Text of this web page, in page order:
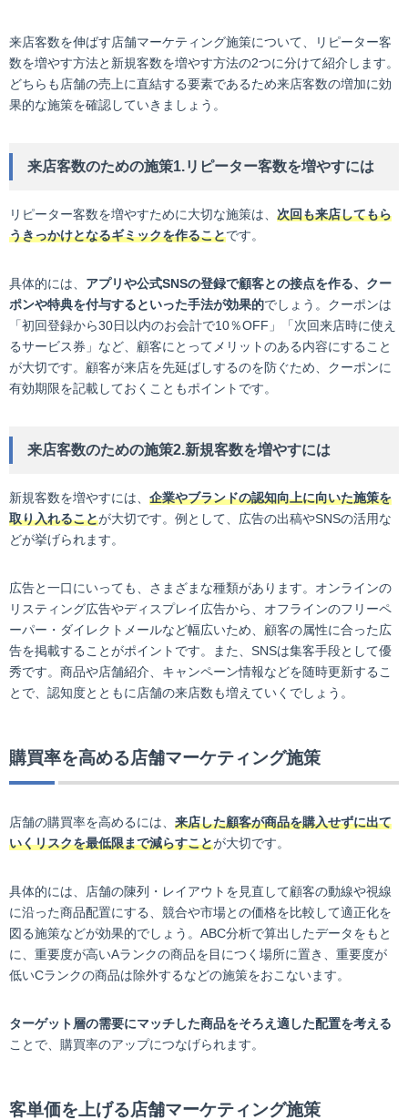
来店客数を伸ばす店舗マーケティング施策について、リピーター客
数を増やす方法と新規客数を増やす方法の2つに分けて紹介します。
どちらも店舗の売上に直結する要素であるため来店客数の増加に効
果的な施策を確認していきましょう。
来店客数のための施策1.リピーター客数を増やすには
リピーター客数を増やすために大切な施策は、 次回も来店してもら
うきっかけとなるギミックを作ることです。
具体的には、 アプリや公式SNSの登録で顧客との接点を作る、クー
ポンや特典を付与するといった手法が効果的でしょう。クーポンは
「初回登録から30日以内のお会計で10％OFF」「次回来店時に使え
るサービス券」など、顧客にとってメリットのある内容にすること
が大切です。顧客が来店を先延ばしするのを防ぐため、クーポンに
有効期限を記載しておくこともポイントです。
来店客数のための施策2.新規客数を増やすには
新規客数を増やすには、 企業やブランドの認知向上に向いた施策を
取り入れることが大切です。例として、広告の出稿やSNSの活用な
どが挙げられます。
広告と一口にいっても、さまざまな種類があります。オンラインの
リスティング広告やディスプレイ広告から、オフラインのフリーペ
ーパー・ダイレクトメールなど幅広いため、顧客の属性に合った広
告を掲載することがポイントです。また、SNSは集客手段として優
秀です。商品や店舗紹介、キャンペーン情報などを随時更新するこ
とで、認知度とともに店舗の来店数も増えていくでしょう。
購買率を高める店舗マーケティング施策
店舗の購買率を高めるには、 来店した顧客が商品を購入せずに出て
いくリスクを最低限まで減らすことが大切です。
具体的には、店舗の陳列・レイアウトを見直して顧客の動線や視線
に沿った商品配置にする、競合や市場との価格を比較して適正化を
図る施策などが効果的でしょう。ABC分析で算出したデータをもと
に、重要度が高いAランクの商品を目につく場所に置き、重要度が
低いCランクの商品は除外するなどの施策をおこないます。
ターゲット層の需要にマッチした商品をそろえ適した配置を考える
ことで、購買率のアップにつなげられます。
客単価を上げる店舗マーケティング施策